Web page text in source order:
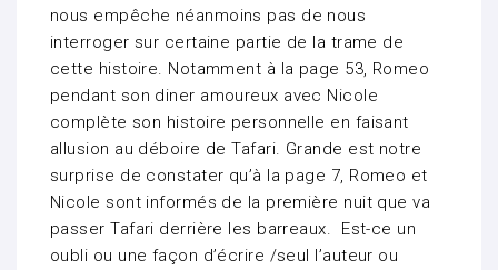
nous empêche néanmoins pas de nous
interroger sur certaine partie de la trame de
cette histoire. Notamment à la page 53, Romeo
pendant son diner amoureux avec Nicole
complète son histoire personnelle en faisant
allusion au déboire de Tafari. Grande est notre
surprise de constater qu’à la page 7, Romeo et
Nicole sont informés de la première nuit que va
passer Tafari derrière les barreaux. Est-ce un
oubli ou une façon d’écrire /seul l’auteur ou